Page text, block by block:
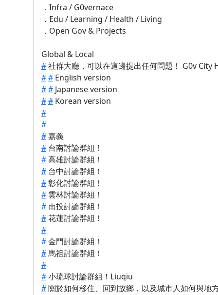
．Infra / G0vernace
．Edu / Learning / Health / Living
．Open Gov & Projects
Global & Local
#社群大廳，可以在這邊提出任何問題！ G0v City
## English version
## Japanese version
## Korean version
#
#
#嘉義
# 台南討論群組！
#高雄討論群組！
# 台中討論群組！
#彰化討論群組！
# 雲林討論群組！
#南投討論群組！
#花蓮討論群組！
#
#金門討論群組！
#馬祖討論群組！
#
#小琉球討論群組！Liuqiu
#關於如何移住、回到故鄉，以及城市人如何與地